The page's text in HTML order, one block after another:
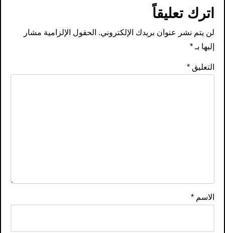
اترك تعليقاً
لن يتم نشر عنوان بريدك الإلكتروني. الحقول الإلزامية مشار
إليها بـ*
التعليق*
الاسم*